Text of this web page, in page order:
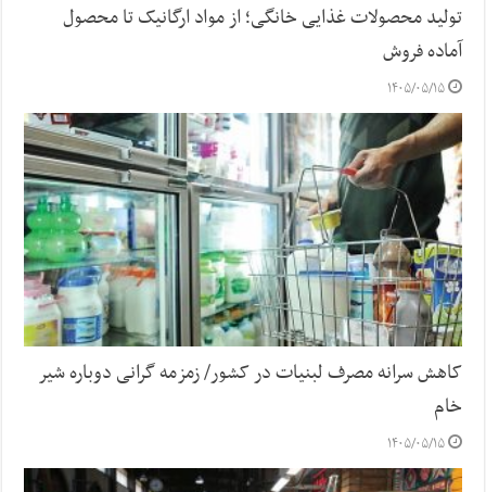
تولید محصولات غذایی خانگی؛ از مواد ارگانیک تا محصول
آماده فروش
۱۴۰۵/۰۵/۱۵
کاهش سرانه مصرف لبنیات در کشور/ زمزمه گرانی دوباره شیر
خام
۱۴۰۵/۰۵/۱۵